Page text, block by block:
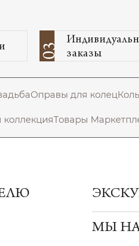
03
заказы
Оправы для колец
коллекцияТовары
МЫ